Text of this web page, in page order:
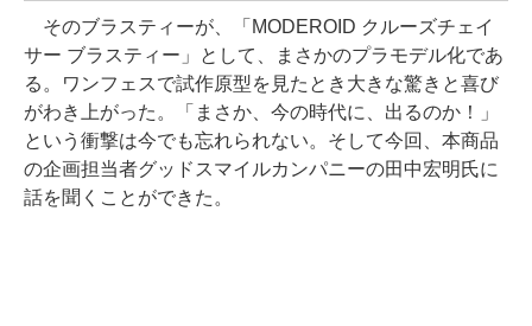
そのブラスティーが、「MODEROID クルーズチェイ
サー ブラスティー」として、まさかのプラモデル化であ
る。ワンフェスで試作原型を見たとき大きな驚きと喜び
がわき上がった。「まさか、今の時代に、出るのか！」
という衝撃は今でも忘れられない。そして今回、本商品
の企画担当者グッドスマイルカンパニーの田中宏明氏に
話を聞くことができた。